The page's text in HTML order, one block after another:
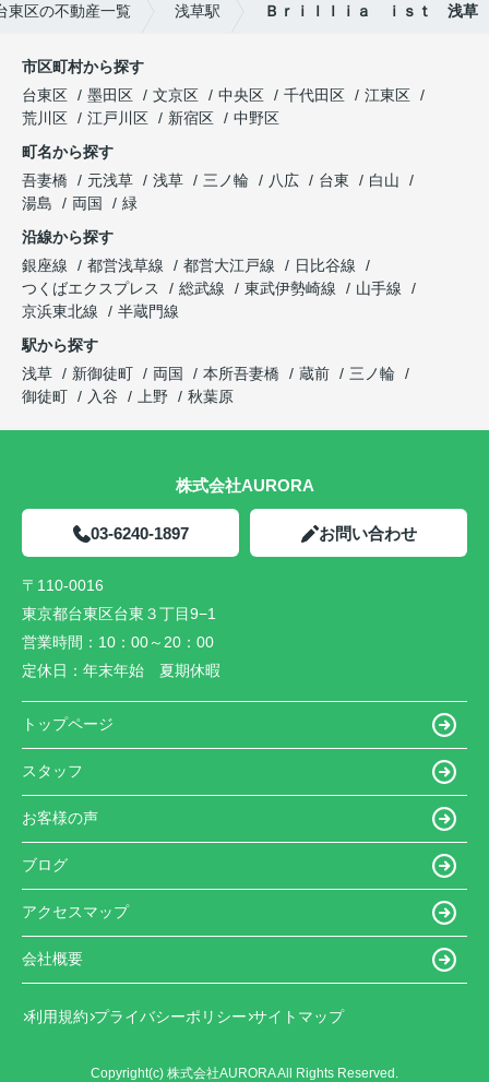
東区の不動産一覧 浅草駅 Ｂｒｉｌｌｉａ ｉｓｔ 浅草
市区町村から探す
台東区
墨田区 文京区 中央区 千代田区
江東区
荒川区
江戸川区 新宿区
中野区
町名から探す
吾妻橋
元浅草 浅草 三ノ輪 八広 台東
白山
湯島
両国
緑
沿線から探す
銀座線
都営浅草線 都営大江戸線
日比谷線
つくばエクスプレス
総武線 東武伊勢崎線
山手線
京浜東北線
半蔵門線
駅から探す
浅草
新御徒町 両国 本所吾妻橋 蔵前
三ノ輪
御徒町
入谷 上野 秋葉原
株式会社AURORA
03-6240-1897 お問い合わせ
〒110-0016
東京都台東区台東３丁目9−1
営業時間： 10：00～20：00
定休日： 年末年始 夏期休暇
トップページ
スタッフ
お客様の声
ブログ
アクセスマップ
会社概要
利用規約 プライバシーポリシー サイトマップ
Copyright(c) 株式会社AURORA All Rights Reserved.